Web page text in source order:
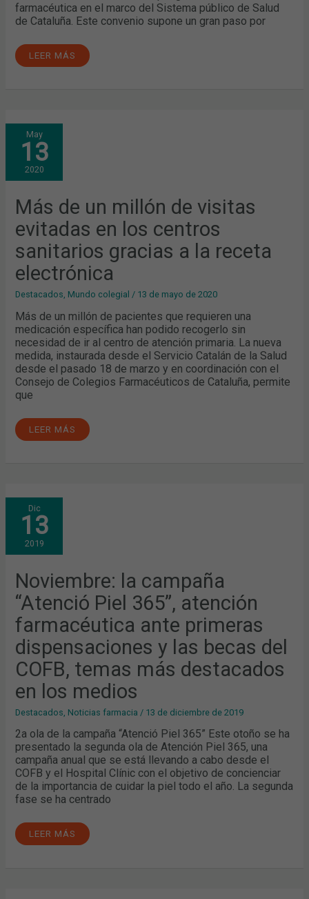
farmacéutica en el marco del Sistema público de Salud
de Cataluña. Este convenio supone un gran paso por
LEER MÁS
May
13
2020
Más de un millón de visitas
evitadas en los centros
sanitarios gracias a la receta
electrónica
Destacados Mundo colegial / 13 de mayo de 2020
Más de un millón de pacientes que requieren una
medicación específica han podido recogerlo sin
necesidad de ir al centro de atención primaria. La nueva
medida, instaurada desde el Servicio Catalán de la Salud
desde el pasado 18 de marzo y en coordinación con el
Consejo de Colegios Farmacéuticos de Cataluña, permite
que
MÁS
DE
UN
MILLÓN
DE
VISITAS
EVITADAS
LOS
CENTROS
SANITARIOS
GRACIAS
A
RECETA
ELECTRÓNICA
LEER MÁS
Dic
13
2019
Noviembre: la campaña
“Atenció Piel 365”, atención
farmacéutica ante primeras
dispensaciones y las becas del
COFB, temas más destacados
en los medios
Destacados Noticias farmacia / 13 de diciembre de 2019
2a ola de la campaña “Atenció Piel 365” Este otoño se ha
presentado la segunda ola de Atención Piel 365, una
campaña anual que se está llevando a cabo desde el
COFB y el Hospital Clínic con el objetivo de concienciar
de la importancia de cuidar la piel todo el año. La segunda
fase se ha centrado
NOVIEMBRE:
LA
CAMPAÑA
“ATENCIÓ
PIEL
365”,
ATENCIÓN
ANTE
PRIMERAS
DISPENSACIONES
Y
LAS
DEL
COFB,
TEMAS
MÁS
DESTACADOS
EN
LOS
MEDIOS
LEER MÁS